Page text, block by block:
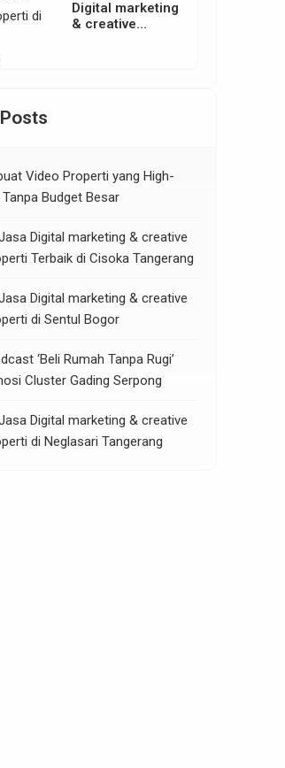
Digital marketing
& creative
Video Properti yang High-
Budget Besar
Digital marketing & creative
Terbaik di Cisoka Tangerang
Digital marketing & creative
di Sentul Bogor
‘Beli Rumah Tanpa Rugi’
Cluster Gading Serpong
Digital marketing & creative
di Neglasari Tangerang